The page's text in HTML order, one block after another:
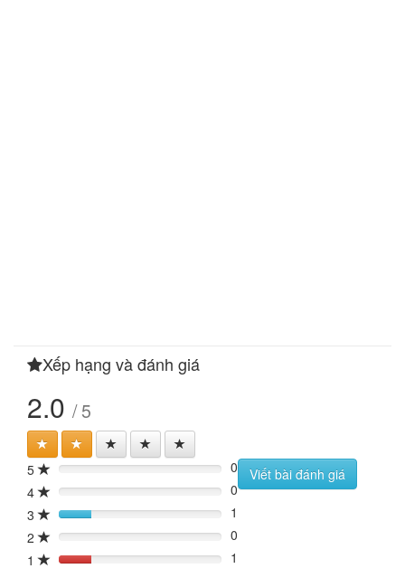
Xếp hạng và đánh giá
2.0 / 5
5 0%
0
4
0%
0
3
20%
1
2
0%
0
1
20% 1
Viết bài đánh giá